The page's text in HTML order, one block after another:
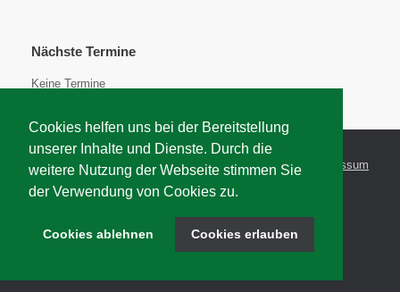
Cookies helfen uns bei der Bereitstellung
unserer Inhalte und Dienste. Durch die
weitere Nutzung der Webseite stimmen Sie
der Verwendung von Cookies zu.
Cookies ablehnen Cookies erlauben
Nächste Termine
Keine Termine
Marktgemeinde Wies
Impressum